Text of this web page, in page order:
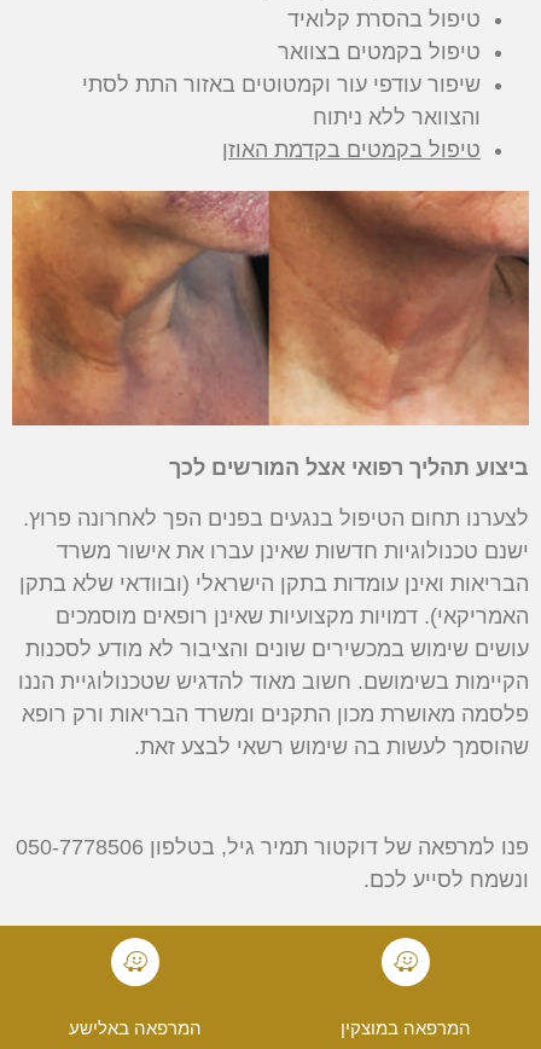
טיפול בהסרת קלואיד
טיפול בקמטים בצוואר
שיפור עודפי עור וקמטוטים באזור התת לסתי
והצוואר ללא ניתוח
טיפול בקמטים בקדמת האוזן
ביצוע תהליך רפואי אצל המורשים לכך
לצערנו תחום הטיפול בנגעים בפנים הפך לאחרונה פרוץ.
ישנם טכנולוגיות חדשות שאינן עברו את אישור משרד
הבריאות ואינן עומדות בתקן הישראלי (ובוודאי שלא בתקן
האמריקאי). דמויות מקצועיות שאינן רופאים מוסמכים
עושים שימוש במכשירים שונים והציבור לא מודע לסכנות
הקיימות בשימושם. חשוב מאוד להדגיש שטכנולוגיית הננו
פלסמה מאושרת מכון התקנים ומשרד הבריאות ורק רופא
שהוסמך לעשות בה שימוש רשאי לבצע זאת.
פנו למרפאה של דוקטור תמיר גיל, בטלפון 050-7778506
ונשמח לסייע לכם.
המרפאה במוצקין המרפאה באלישע